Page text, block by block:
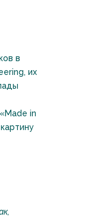
в
их
in